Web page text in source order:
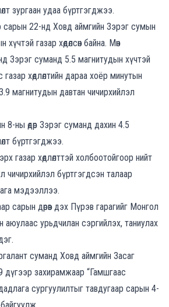
зургаан удаа бүртгэгджээ.
сарын 22-нд Ховд аймгийн Зэрэг сумын
газар хөдөлсөн байна. Мөн
Зэрэг суманд 5.5 магнитудын хүчтэй
газар хөдлөлтийн дараа хоёр минутын
магнитудын давтан чичирхийлэл
8-ны өдөр Зэрэг суманд дахин 4.5
бүртгэгджээ.
газар хөдлөлттэй холбоотойгоор нийт
чичирхийлэл бүртгэгдсэн талаар
мэдээллээ.
сарын дөрөв дэх Пүрэв гарагийг Монгол
аюулаас урьдчилан сэргийлэх, таниулах
суманд Ховд аймгийн Засаг
захирамжаар “Гамшгаас
сургуулилтыг тавдугаар сарын 4-